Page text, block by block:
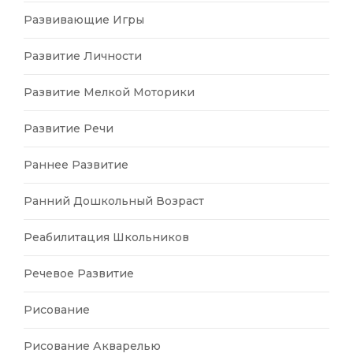
Развивающие Игры
Развитие Личности
Развитие Мелкой Моторики
Развитие Речи
Раннее Развитие
Ранний Дошкольный Возраст
Реабилитация Школьников
Речевое Развитие
Рисование
Рисование Акварелью